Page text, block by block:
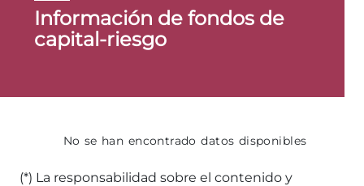
Información de fondos de
capital-riesgo
No se han encontrado datos disponibles
(*) La responsabilidad sobre el contenido y